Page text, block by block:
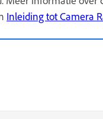
Inleiding tot Camera